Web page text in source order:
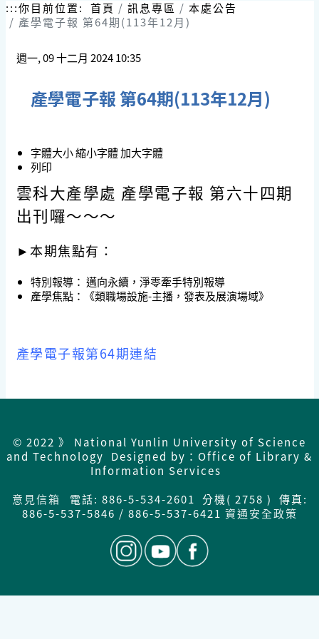
跳:::你目前位置: 首頁 訊息專區
本處公告
產學電子報 第64期(113年12月)
週一, 09 十二月 2024 10:35
產學電子報 第64期(113年12月)
字體大小縮小字體加大字體
列印
雲科大產學處 產學電子報 第六十四期
出刊囉～～～
►本期焦點有：
特別報導： 邁向永續，淨零牽手特別報導
產學焦點：
《類職場設施-主播，發表及展演場域》
產學電子報第64期連結
© 2022 》 National Yunlin University of Science
and Technology Designed by：Office of Library &
Information Services
意見信箱
電話: 886-5-534-2601 分機( 2758 ) 傳真:
886-5-537-5846 / 886-5-537-6421 資通安全政策